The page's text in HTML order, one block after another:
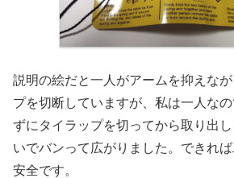
説明の絵だと一人がアームを抑えな
プを切断していますが、私は一人な
ずにタイラップを切ってから取り出
いでバンって広がりました。できれ
安全です。